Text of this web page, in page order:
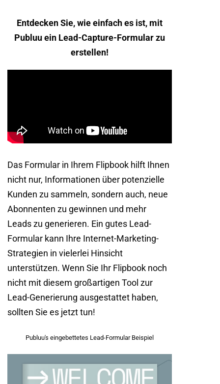
Entdecken Sie, wie einfach es ist, mit
Publuu ein Lead-Capture-Formular zu
erstellen!
Das Formular in Ihrem Flipbook hilft Ihnen
nicht nur, Informationen über potenzielle
Kunden zu sammeln, sondern auch, neue
Abonnenten zu gewinnen und mehr
Leads zu generieren. Ein gutes Lead-
Formular kann Ihre Internet-Marketing-
Strategien in vielerlei Hinsicht
unterstützen. Wenn Sie Ihr Flipbook noch
nicht mit diesem großartigen Tool zur
Lead-Generierung ausgestattet haben,
sollten Sie es jetzt tun!
Publuu's eingebettetes Lead-Formular Beispiel